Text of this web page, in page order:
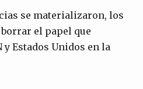
se materializaron, los
el papel que
y Estados Unidos en la